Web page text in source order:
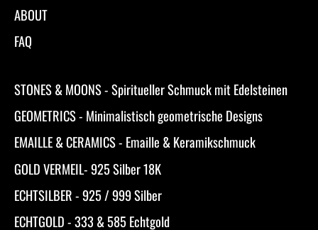
ABOUT
FAQ
STONES & MOONS - Spiritueller Schmuck mit Edelsteinen
GEOMETRICS - Minimalistisch geometrische Designs
EMAILLE & CERAMICS - Emaille & Keramikschmuck
GOLD VERMEIL- 925 Silber 18K
ECHTSILBER - 925 / 999 Silber
ECHTGOLD - 333 & 585 Echtgold